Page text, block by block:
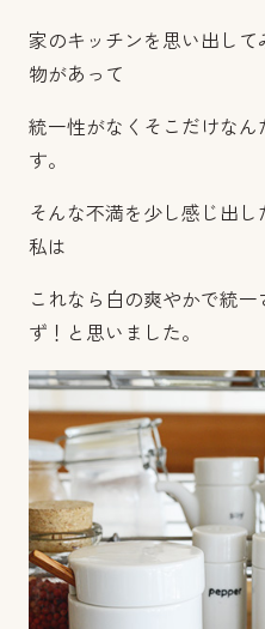
家のキッチンを思い出し
物があって
統一性がなくそこだけな
す。
そんな不満を少し感じ出
私は
これなら白の爽やかで統
ず！と思いました。